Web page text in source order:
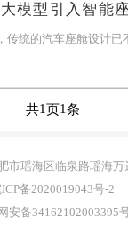
传统的汽车座舱设计已
共1页1条
市瑶海区临泉路瑶海万
备2020019043号-2
安备34162102003395